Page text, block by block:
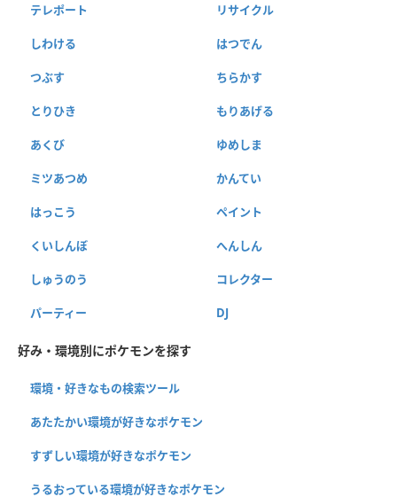
テレポート リサイクル
しわける はつでん
つぶす ちらかす
とりひき もりあげる
あくび ゆめしま
ミツあつめ かんてい
はっこう ペイント
くいしんぼ へんしん
しゅうのう コレクター
パーティー DJ
好み・環境別にポケモンを探す
環境・好きなもの検索ツール
あたたかい環境が好きなポケモン
すずしい環境が好きなポケモン
うるおっている環境が好きなポケモン